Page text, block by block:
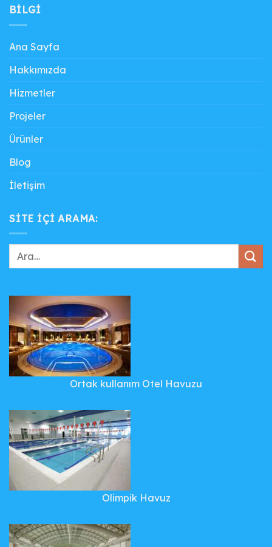
BILGI
Ana Sayfa
Hakkımızda
Hizmetler
Projeler
Ürünler
Blog
İletişim
SITE IÇI ARAMA:
Ortak kullanım Otel Havuzu
Olimpik Havuz